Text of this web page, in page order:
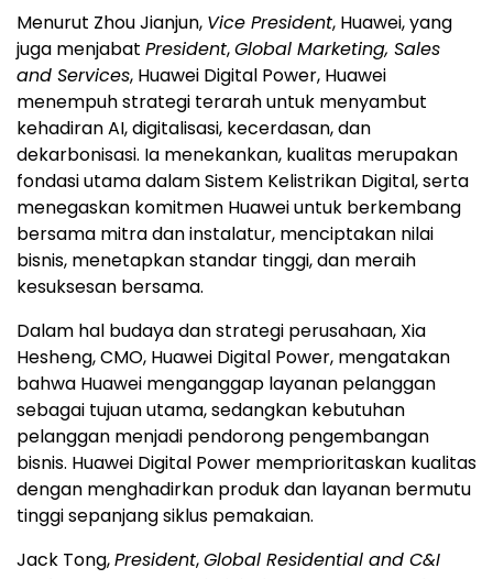
Menurut Zhou Jianjun, Vice President, Huawei, yang
juga menjabat President,Global Marketing, Sales
and Services, Huawei Digital Power, Huawei
menempuh strategi terarah untuk menyambut
kehadiran AI, digitalisasi, kecerdasan, dan
dekarbonisasi. Ia menekankan, kualitas merupakan
fondasi utama dalam Sistem Kelistrikan Digital, serta
menegaskan komitmen Huawei untuk berkembang
bersama mitra dan instalatur, menciptakan nilai
bisnis, menetapkan standar tinggi, dan meraih
kesuksesan bersama.
Dalam hal budaya dan strategi perusahaan, Xia
Hesheng, CMO, Huawei Digital Power, mengatakan
bahwa Huawei menganggap layanan pelanggan
sebagai tujuan utama, sedangkan kebutuhan
pelanggan menjadi pendorong pengembangan
bisnis. Huawei Digital Power memprioritaskan kualitas
dengan menghadirkan produk dan layanan bermutu
tinggi sepanjang siklus pemakaian.
Jack Tong,President,Global Residential and C&I